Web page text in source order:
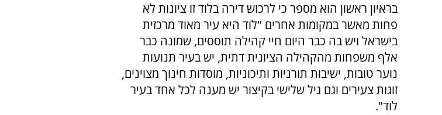
בראיון ראשון הוא מספר כי לרכוש דירה בלוד זו ציונות לא
פחות מאשר במקומות אחרים "לוד היא עיר מאוד מרכזית
בישראל ויש בה כבר היום חיי קהילה תוססים, שמונה כבר
אלף משפחות מהקהילה הציונית דתית, יש בעיר תנועות
נוער טובות, ישיבות תורניות ותיכוניות, מוסדות חינוך מצוינים,
זוגות צעירים וגם גיל שלישי בקיצור יש מענה לכל אחד בעיר
לוד".